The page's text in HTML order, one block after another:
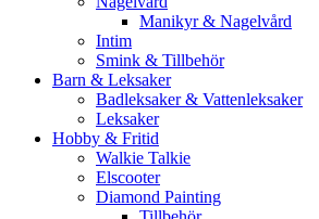
Manikyr & Nagelvård
Intim
Smink & Tillbehör
Barn & Leksaker
Badleksaker & Vattenleksaker
Leksaker
Hobby & Fritid
Walkie Talkie
Elscooter
Diamond Painting